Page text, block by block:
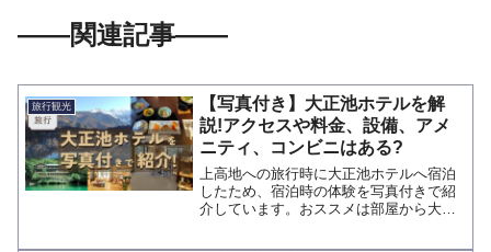
――関連記事――
旅行観光
【写真付き】大正池ホテルを解
説!アクセスや料金、設備、アメ
ニティ、コンビニはある?
上高地への旅行時に大正池ホテルへ宿泊
したため、宿泊時の体験を写真付きで紹
介しています。おススメは部屋から大正